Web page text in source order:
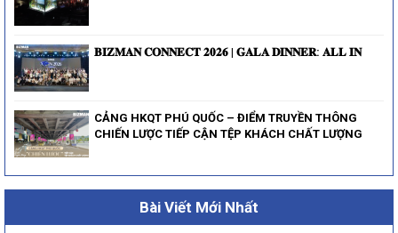
𝐁𝐈𝐙𝐌𝐀𝐍 𝐂𝐎𝐍𝐍𝐄𝐂𝐓 𝟐𝟎𝟐𝟔 | 𝐆𝐀𝐋𝐀 𝐃𝐈𝐍𝐍𝐄𝐑: 𝐀𝐋𝐋 𝐈𝐍
CẢNG HKQT PHÚ QUỐC – ĐIỂM TRUYỀN THÔNG
CHIẾN LƯỢC TIẾP CẬN TỆP KHÁCH CHẤT LƯỢNG
Bài Viết Mới Nhất